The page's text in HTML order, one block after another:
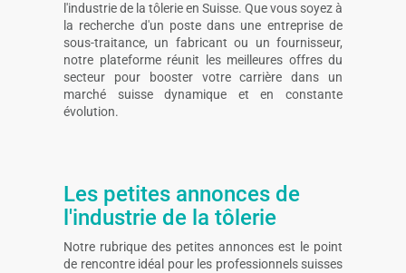
l'industrie de la tôlerie en Suisse. Que vous soyez à
la recherche d'un poste dans une entreprise de
sous-traitance, un fabricant ou un fournisseur,
notre plateforme réunit les meilleures offres du
secteur pour booster votre carrière dans un
marché suisse dynamique et en constante
évolution.
Les petites annonces de
l'industrie de la tôlerie
Notre rubrique des petites annonces est le point
de rencontre idéal pour les professionnels suisses